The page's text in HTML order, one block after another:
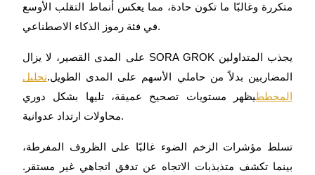
استراتيجيات التداول
تعلم كيفية البقاء مربحة
متكررة وغالبًا ما تكون حادة، مما يعكس أنماط التقلب الأوسع
في فئة رموز الذكاء الاصطناعي.
على المدى القصير، لا يزال SORA GROK يجذب المتداولين
المضاربين بدلاً من حاملي الأسهم على المدى الطويل.تحليل
المخططيظهر مستويات تصحيح عميقة، تليها بشكل دوري
محاولات ارتداد عدوانية.
تسلط مؤشرات الزخم الضوء غالبًا على الظروف المفرطة،
بينما تكشف متذبذبات الاتجاه عن تدفق اتجاهي غير مستقر.